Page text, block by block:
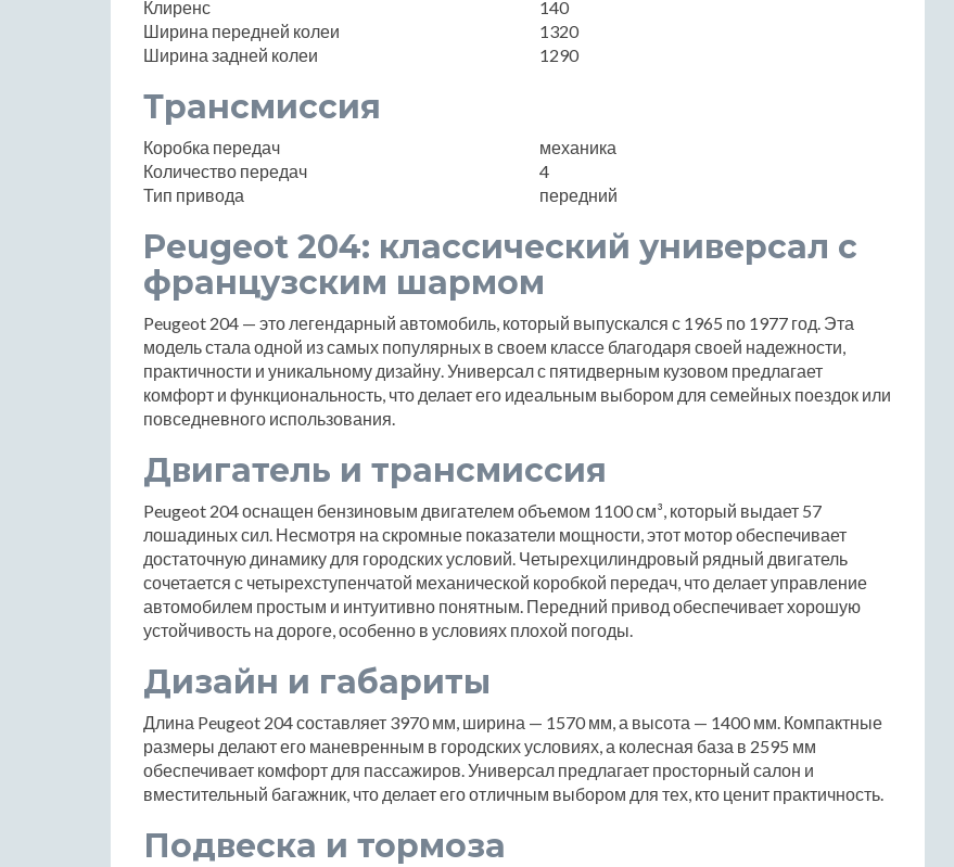
Клиренс
140
Ширина передней колеи
1320
Ширина задней колеи
1290
Трансмиссия
Коробка передач
механика
Количество передач
4
Тип привода
передний
Peugeot 204: классический универсал с
французским шармом
Peugeot 204 — это легендарный автомобиль, который выпускался с 1965 по 1977 год. Эта
модель стала одной из самых популярных в своем классе благодаря своей надежности,
практичности и уникальному дизайну. Универсал с пятидверным кузовом предлагает
комфорт и функциональность, что делает его идеальным выбором для семейных поездок или
повседневного использования.
Двигатель и трансмиссия
Peugeot 204 оснащен бензиновым двигателем объемом 1100 см³, который выдает 57
лошадиных сил. Несмотря на скромные показатели мощности, этот мотор обеспечивает
достаточную динамику для городских условий. Четырехцилиндровый рядный двигатель
сочетается с четырехступенчатой механической коробкой передач, что делает управление
автомобилем простым и интуитивно понятным. Передний привод обеспечивает хорошую
устойчивость на дороге, особенно в условиях плохой погоды.
Дизайн и габариты
Длина Peugeot 204 составляет 3970 мм, ширина — 1570 мм, а высота — 1400 мм. Компактные
размеры делают его маневренным в городских условиях, а колесная база в 2595 мм
обеспечивает комфорт для пассажиров. Универсал предлагает просторный салон и
вместительный багажник, что делает его отличным выбором для тех, кто ценит практичность.
Подвеска и тормоза